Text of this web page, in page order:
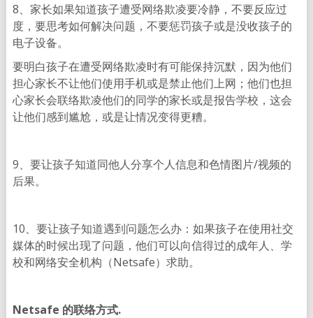
8、家长如果知道孩子遭受网络欺凌要冷静，不要反应过
度，要思考如何解决问题，不要惩罚孩子或是没收孩子的
电子设备。
要明白孩子在遭受网络欺凌时有可能保持沉默，因为他们
担心家长不让他们使用手机或是禁止他们上网；他们也担
心家长会联络欺凌他们的同学的家长或是报告学校，这会
让他们感到尴尬，或是让情况变得更糟。
9、要让孩子知道同他人分享个人信息和色情图片/视频的
后果。
10、要让孩子知道遇到问题怎么办：如果孩子在使用社交
媒体的时候出现了问题，他们可以向信得过的成年人、学
校和网络安全机构（Netsafe）求助。
Netsafe 的联络方式.